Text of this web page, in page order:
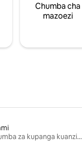
Chumba cha
mazoezi
Nyumba za kupanga kuanzia mwezi mmoja